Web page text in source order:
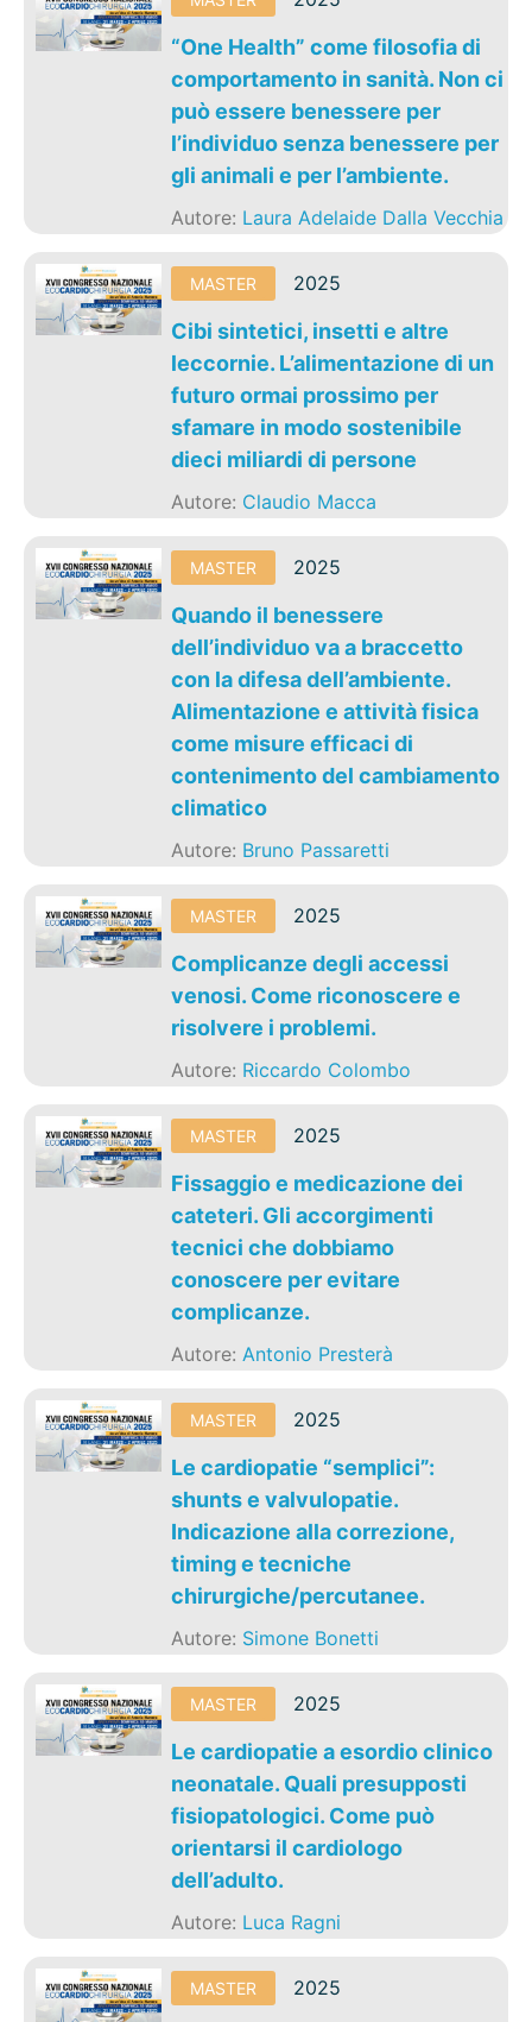
“One Health” come filosofia di
comportamento in sanità. Non ci
può essere benessere per
l’individuo senza benessere per
gli animali e per l’ambiente.
Autore: Laura Adelaide Dalla Vecchia
MASTER 2025
Cibi sintetici, insetti e altre
leccornie. L’alimentazione di un
futuro ormai prossimo per
sfamare in modo sostenibile
dieci miliardi di persone
Autore: Claudio Macca
MASTER 2025
Quando il benessere
dell’individuo va a braccetto
con la difesa dell’ambiente.
Alimentazione e attività fisica
come misure efficaci di
contenimento del cambiamento
climatico
Autore: Bruno Passaretti
MASTER 2025
Complicanze degli accessi
venosi. Come riconoscere e
risolvere i problemi.
Autore: Riccardo Colombo
MASTER 2025
Fissaggio e medicazione dei
cateteri. Gli accorgimenti
tecnici che dobbiamo
conoscere per evitare
complicanze.
Autore:Antonio Presterà
MASTER 2025
Le cardiopatie “semplici”:
shunts e valvulopatie.
Indicazione alla correzione,
timing e tecniche
chirurgiche/percutanee.
Autore: Simone Bonetti
MASTER 2025
Le cardiopatie a esordio clinico
neonatale. Quali presupposti
fisiopatologici. Come può
orientarsi il cardiologo
dell’adulto.
Autore: Luca Ragni
MASTER 2025